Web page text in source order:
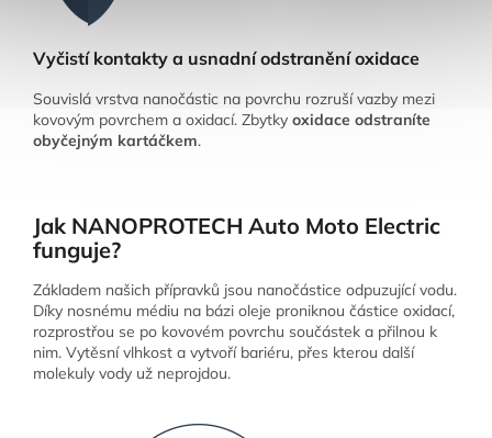
Vyčistí kontakty a usnadní odstranění oxidace
Souvislá vrstva nanočástic na povrchu rozruší vazby mezi
kovovým povrchem a oxidací. Zbytky oxidace odstraníte
obyčejným kartáčkem.
Jak NANOPROTECH Auto Moto Electric
funguje?
Základem našich přípravků jsou nanočástice odpuzující vodu.
Díky nosnému médiu na bázi oleje proniknou částice oxidací,
rozprostřou se po kovovém povrchu součástek a přilnou k
nim. Vytěsní vlhkost a vytvoří bariéru, přes kterou další
molekuly vody už neprojdou.